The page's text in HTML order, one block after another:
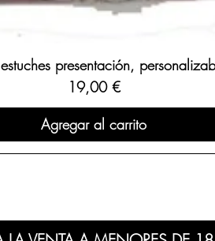
presentación,
Precio
19,00 €
Agregar al carrito